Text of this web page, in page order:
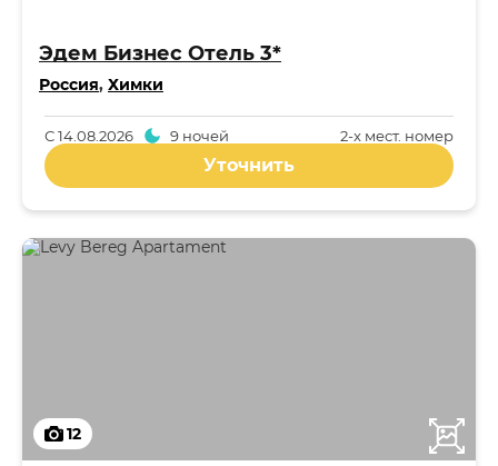
Эдем Бизнес Отель 3*
Россия, Химки
2-x мест. номер
С14.08.2026 9 ночей
Уточнить
12